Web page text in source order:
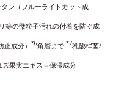
ン（ブルーライトカット成
等の微粒子汚れの付着を防ぐ成
成分） *6角層まで *7乳酸桿菌/
果実エキス＝保湿成分